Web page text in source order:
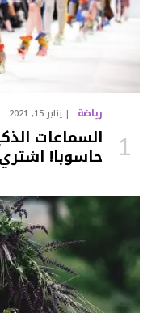
رياضة يناير 15, 2021
السماعات
حاسوبا!